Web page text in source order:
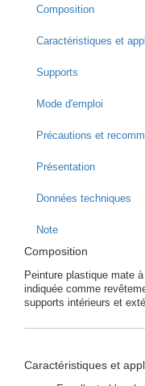
Composition
Caractéristiques et
Supports
Mode d'emploi
Précautions et
Présentation
Données techniques
Note
Composition
Peinture plastique mate
indiquée comme
supports intérieurs et
Caractéristiques et